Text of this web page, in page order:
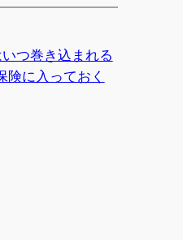
つ巻き込まれる
険に入っておく